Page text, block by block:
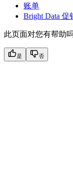
账单
Bright Data 促
此页面对您有帮助
是 否